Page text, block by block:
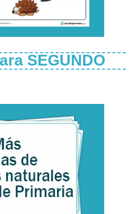
SEGUNDO